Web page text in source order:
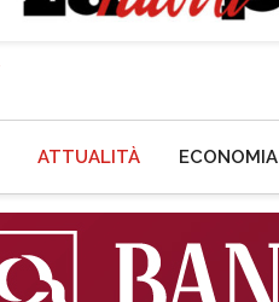
ATTUALITÀ ECONOMIA